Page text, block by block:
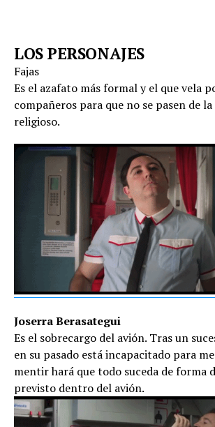
LOS PERSONAJES
Fajas
Es el azafato más formal y el que vela
compañeros para que no se pasen de
religioso.
Joserra Berasategui
Es el sobrecargo del avión. Tras un
en su pasado está incapacitado para
mentir hará que todo suceda de forma
previsto dentro del avión.